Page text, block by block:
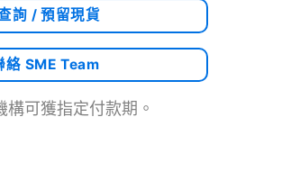
詢 / 預留現貨
絡 SME Team
可獲指定付款期。